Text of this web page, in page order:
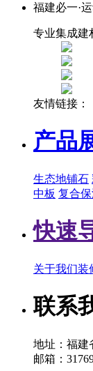
福建必一·
专业集成建
友情链接：
产品
生态地铺石
中板 复合
快速
关于我们装
联系
地址：福建
邮箱：